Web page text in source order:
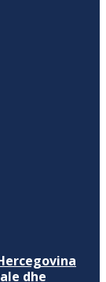
dhe